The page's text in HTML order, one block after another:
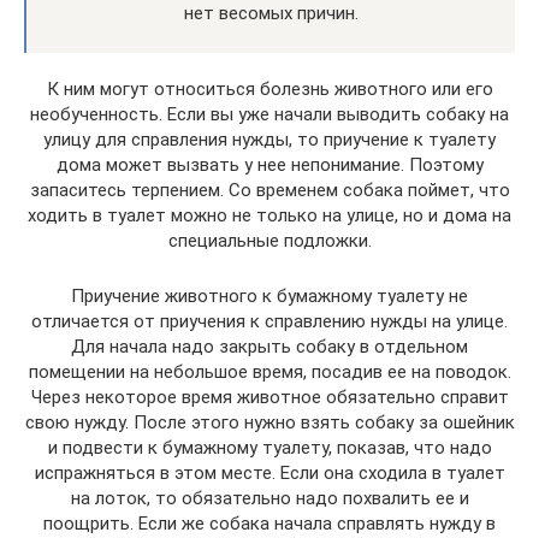
нет весомых причин.
К ним могут относиться болезнь животного или его
необученность. Если вы уже начали выводить собаку на
улицу для справления нужды, то приучение к туалету
дома может вызвать у нее непонимание. Поэтому
запаситесь терпением. Со временем собака поймет, что
ходить в туалет можно не только на улице, но и дома на
специальные подложки.
Приучение животного к бумажному туалету не
отличается от приучения к справлению нужды на улице.
Для начала надо закрыть собаку в отдельном
помещении на небольшое время, посадив ее на поводок.
Через некоторое время животное обязательно справит
свою нужду. После этого нужно взять собаку за ошейник
и подвести к бумажному туалету, показав, что надо
испражняться в этом месте. Если она сходила в туалет
на лоток, то обязательно надо похвалить ее и
поощрить. Если же собака начала справлять нужду в